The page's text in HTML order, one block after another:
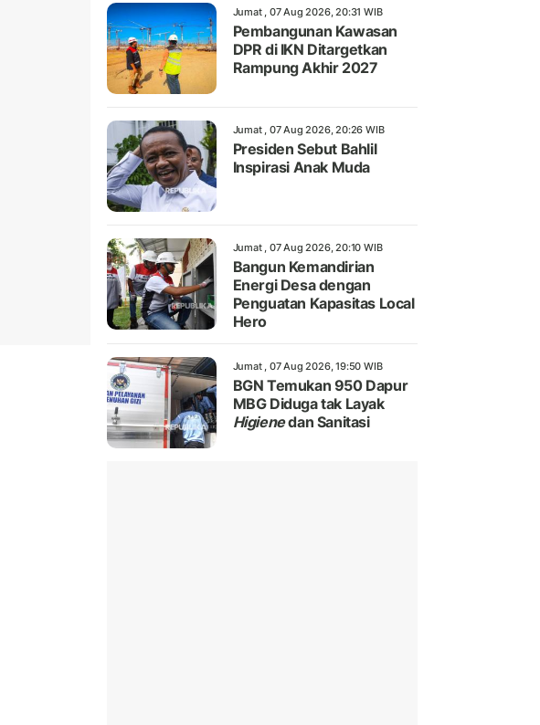
Jumat , 07 Aug 2026, 20:31 WIB
Pembangunan Kawasan
DPR di IKN Ditargetkan
Rampung Akhir 2027
Jumat , 07 Aug 2026, 20:26 WIB
Presiden Sebut Bahlil
Inspirasi Anak Muda
Jumat , 07 Aug 2026, 20:10 WIB
Bangun Kemandirian
Energi Desa dengan
Penguatan Kapasitas Local
Hero
Jumat , 07 Aug 2026, 19:50 WIB
BGN Temukan 950 Dapur
MBG Diduga tak Layak
Higienedan Sanitasi